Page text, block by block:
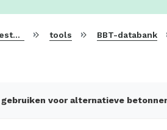
tools BBT-databank
voor alternatieve